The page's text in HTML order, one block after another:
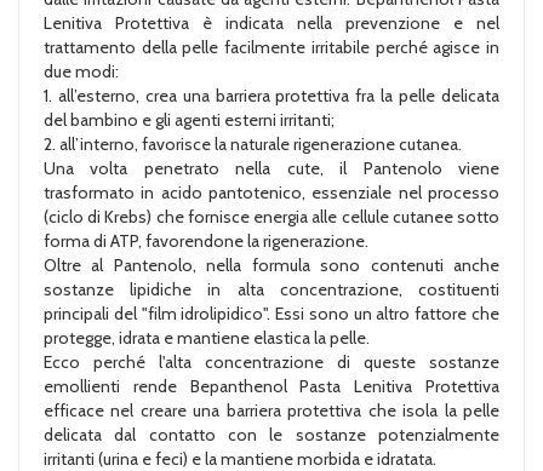
Lenitiva Protettiva è indicata nella prevenzione e nel
trattamento della pelle facilmente irritabile perché agisce in
due modi:
1. all’esterno, crea una barriera protettiva fra la pelle delicata
del bambino e gli agenti esterni irritanti;
2. all’interno, favorisce la naturale rigenerazione cutanea.
Una volta penetrato nella cute, il Pantenolo viene
trasformato in acido pantotenico, essenziale nel processo
(ciclo di Krebs) che fornisce energia alle cellule cutanee sotto
forma di ATP, favorendone la rigenerazione.
Oltre al Pantenolo, nella formula sono contenuti anche
sostanze lipidiche in alta concentrazione, costituenti
principali del "film idrolipidico". Essi sono un altro fattore che
protegge, idrata e mantiene elastica la pelle.
Ecco perché l'alta concentrazione di queste sostanze
emollienti rende Bepanthenol Pasta Lenitiva Protettiva
efficace nel creare una barriera protettiva che isola la pelle
delicata dal contatto con le sostanze potenzialmente
irritanti (urina e feci) e la mantiene morbida e idratata.